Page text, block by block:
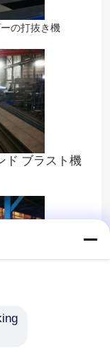
の打抜き機
ト機